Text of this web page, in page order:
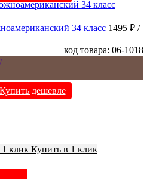
34 класс 1495 ₽ /
код товара: 06-1018
Купить дешевле
Купить в 1 клик